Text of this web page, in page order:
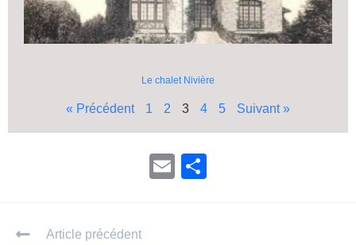
Le chalet Nivière
« Précédent 1 2 3 4 5 Suivant »
E
Article précédent